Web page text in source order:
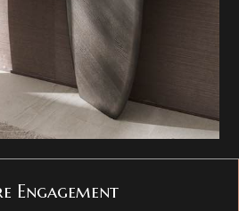
Engagement